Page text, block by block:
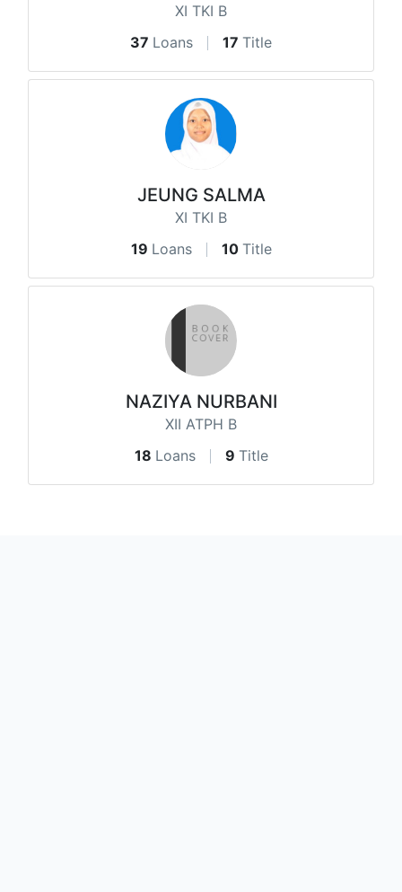
XI TKI B
37 Loans 17 Title
JEUNG SALMA
XI TKI B
19 Loans 10 Title
NAZIYA NURBANI
XII ATPH B
18 Loans 9 Title